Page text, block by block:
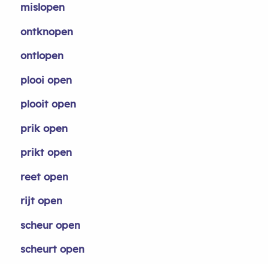
mislopen
ontknopen
ontlopen
plooi open
plooit open
prik open
prikt open
reet open
rijt open
scheur open
scheurt open